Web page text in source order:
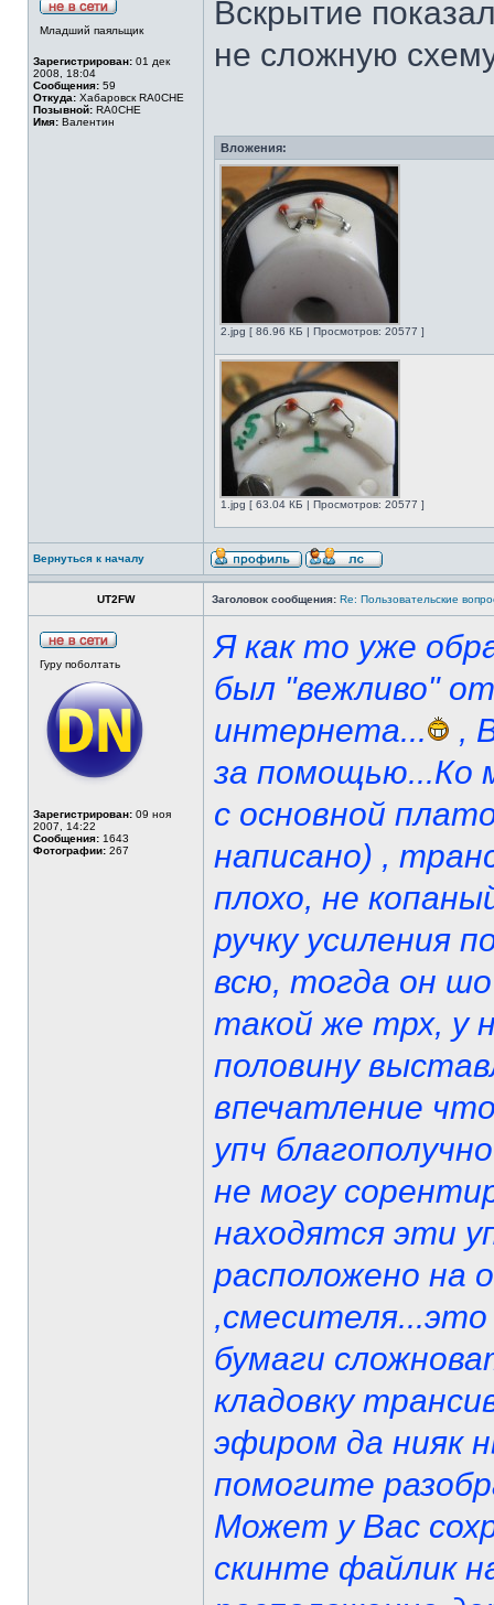
Младший паяльщик
Зарегистрирован: 01 дек
2008, 18:04
Сообщения: 59
Откуда: Хабаровск RA0CHE
Позывной: RA0CHE
Имя: Валентин
Вскрытие
не сложную
Вложения:
2.jpg [ 86.96 КБ | Просмотров: 20577 ]
1.jpg [ 63.04 КБ | Просмотров: 20577 ]
Вернуться к началу
UT2FW Заголовок сообщения: Re: Пользовательские
Гуру поболтать
Зарегистрирован: 09 ноя
2007, 14:22
Сообщения: 1643
Фотографии: 267
Я как то уже
был "вежливо"
интернета...
,
за помощью...Ко
с основной
написано) ,
плохо, не
ручку усиления
всю, тогда он
такой же трх, у
половину
впечатление
упч
не могу
находятся эти
расположено на
бумаги
кладовку
эфиром да нияк
помогите
Может у Вас
скинте файлик